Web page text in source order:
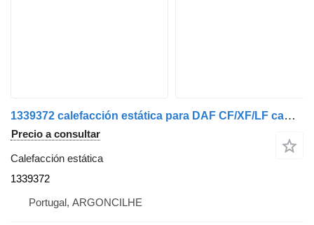
1339372 calefacción estática para DAF CF/XF/LF camión
Precio a consultar
Calefacción estática
1339372
Portugal, ARGONCILHE